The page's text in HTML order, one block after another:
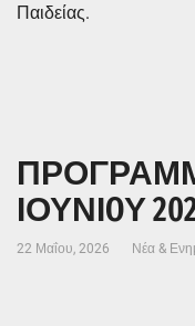
Παιδείας.
ΙΟΥΝΙOΥ
22 Μαΐου, 2026 Νέα &